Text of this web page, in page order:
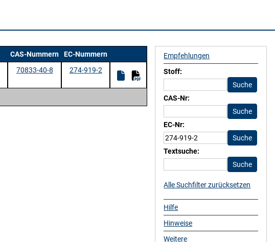
CAS-Nummern
EC-Nummern
70833-40-8 274-919-2
Empfehlungen
Stoff:
CAS-Nr:
EC-Nr:
Textsuche:
Alle Suchfilter zurücksetzen
Hilfe
Hinweise
Weitere